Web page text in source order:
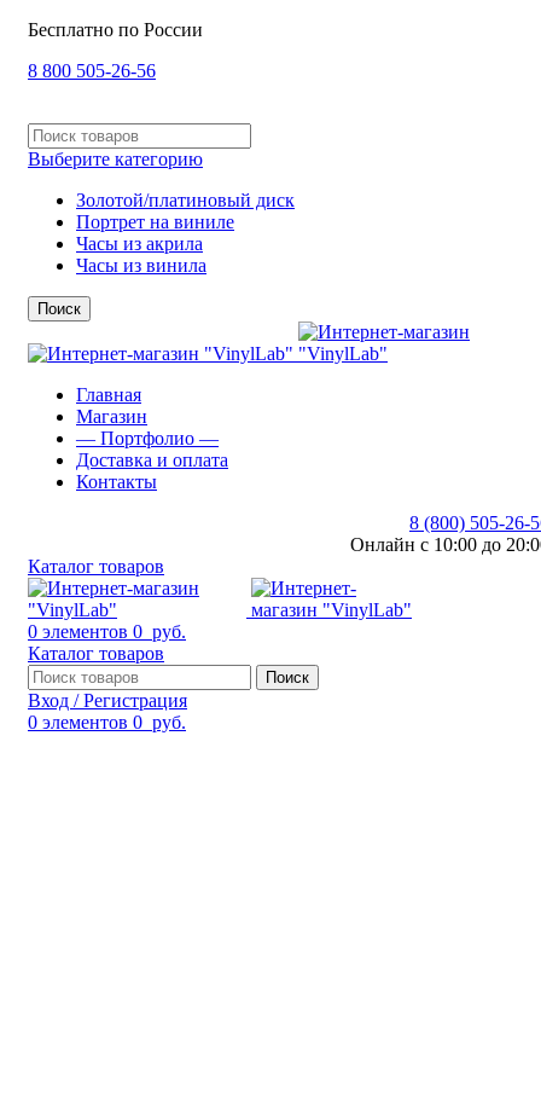
Бесплатно по России
8 800 505-26-56
Выберите категорию
Золотой/платиновый диск
Портрет на виниле
Часы из акрила
Часы из винила
Поиск
Главная
Магазин
— Портфолио —
Доставка и оплата
Контакты
8 (800) 505-26-
Онлайн с 10:00 до
Каталог товаров
0 элементов 0 руб.
Каталог товаров
Поиск
Вход / Регистрация
0 элементов 0 руб.